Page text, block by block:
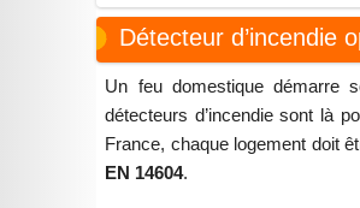
Détecteur d’incendie
Un feu domestique démarre
détecteurs d’incendie sont là
France, chaque logement doit
EN 14604.